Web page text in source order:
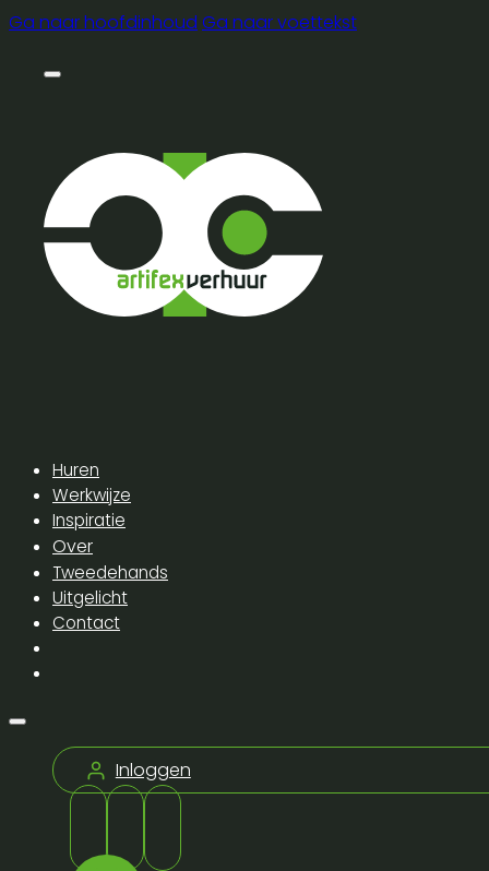
Ga naar hoofdinhoud Ga naar voettekst
Huren
Werkwijze
Inspiratie
Over
Tweedehands
Uitgelicht
Contact
Inloggen